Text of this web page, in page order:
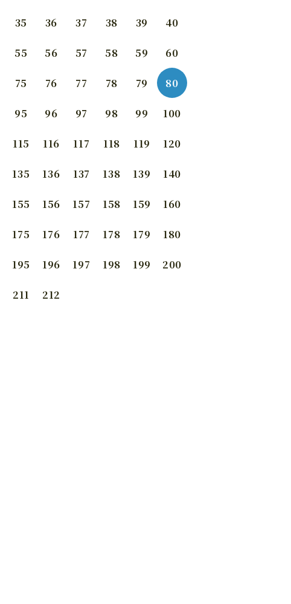
35 36 37 38 39 40
55 56 57 58 59 60
75 76 77 78 79 80
95 96 97 98 99 100
115 116 117 118 119 120
135 136 137 138 139 140
155 156 157 158 159 160
175 176 177 178 179 180
195 196 197 198 199 200
211 212